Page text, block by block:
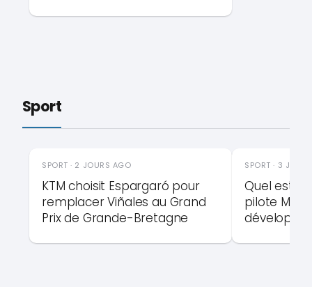
Sport
SPORT · 2 JOURS AGO
KTM choisit Espargaró pour
remplacer Viñales au Grand
Prix de Grande-Bretagne
SPORT · 3
Quel est le
pilote